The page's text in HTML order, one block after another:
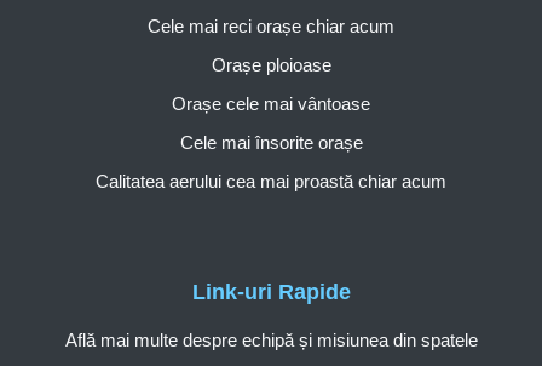
Link-uri Rapide
Află mai multe despre echipă și misiunea din spatele
Cele mai reci orașe chiar acum
Orașe ploioase
Orașe cele mai vântoase
Cele mai însorite orașe
Calitatea aerului cea mai proastă chiar acum